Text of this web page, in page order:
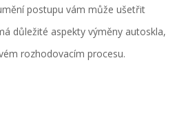
postupu vám může ušetřit
důležité aspekty výměny autoskla,
rozhodovacím procesu.